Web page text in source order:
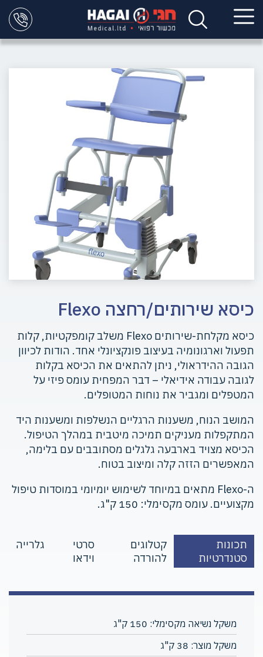
כיסא שירותים/רחצה Flexo
כיסא מקלחת-שירותים Flexo משלב קומפקטיות, קלות
תפעול וארגונומיה בעיצוב פונקציונלי אחד. הודות לכיוון
הגובה ההידראולי, ניתן להתאים את הכיסא בקלות
לגובה עבודה אידיאלי – דבר המפחית עומס פיזי על
המטפלים ומגביר את נוחות המטופלים.
המושב הנוח, משענות הרגליים הנשלפות ומשענות היד
המתקפלות מעניקים תמיכה מיטבית במהלך הטיפול.
הכיסא מצויד בארבעה גלגלים מסתובבים עם בלימה,
המאפשרים הזזה קלה ומיצוב בטוח.
ה-Flexo מתאים במיוחד לשימוש יומיומי במוסדות טיפול
מקצועיים. עומס מקסימלי: 150 ק"ג.
תכונות
סטנדרטיות
קטלוגים
להורדה
סרטי
וידאו
גלרייה
משקל נשיאה מקסימלי: 150 ק"ג
משקל מוצר: 38 ק"ג